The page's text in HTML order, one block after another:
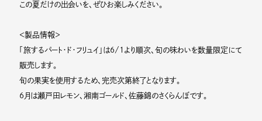
この夏だけの出会いを、ぜひお楽しみください。
＜製品情報＞
「旅するパート・ド・フリュイ」は6/1より順次、旬の味わいを数量限定にて
販売します。
旬の果実を使用するため、完売次第終了となります。
6月は瀬戸田レモン、湘南ゴールド、佐藤錦のさくらんぼです。